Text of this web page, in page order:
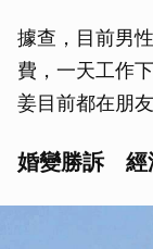
據查，目前男
費，一天工作
姜目前都在朋
婚變勝訴 經